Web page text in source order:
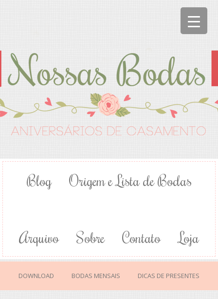
Blog Origem e Lista de Bodas
Arquivo Sobre Contato Loja
DOWNLOAD BODAS MENSAIS DICAS DE PRESENTES